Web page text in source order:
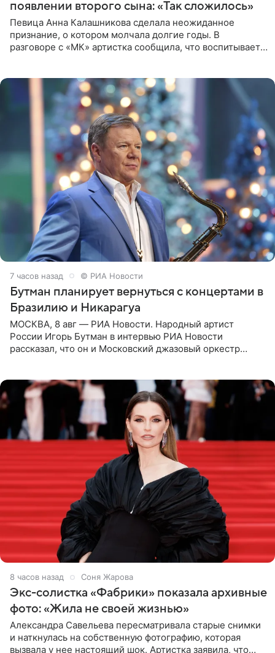
появлении второго сына: «Так сложилось»
Певица Анна Калашникова сделала неожиданное
признание, о котором молчала долгие годы. В
разговоре с «МК» артистка сообщила, что воспитывает
7 часов назад © РИА Новости
Бутман планирует вернуться с концертами в
Бразилию и Никарагуа
МОСКВА, 8 авг — РИА Новости. Народный артист
России Игорь Бутман в интервью РИА Новости
рассказал, что он и Московский джазовый оркестр
8 часов назад Соня Жарова
Экс-солистка «Фабрики» показала архивные
фото: «Жила не своей жизнью»
Александра Савельева пересматривала старые снимки
и наткнулась на собственную фотографию, которая
вызвала у нее настоящий шок. Артистка заявила, что